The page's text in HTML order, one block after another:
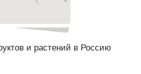
и растений в Россию